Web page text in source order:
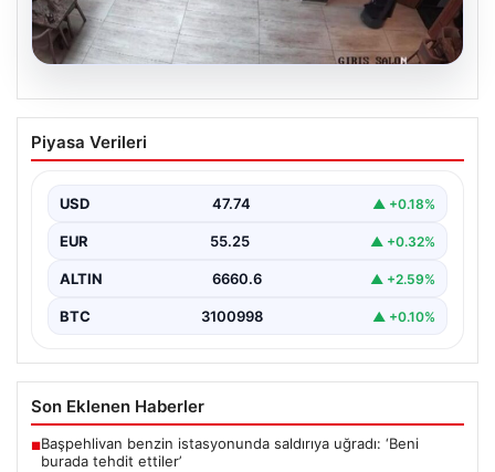
08.08.2026
Garson robot kendini merdivenlerden
attı. Çalışma stresi yaşayan robota 3
Piyasa Verileri
USD 47.74 ▲ +0.18%
EUR 55.25 ▲ +0.32%
ALTIN 6660.6 ▲ +2.59%
BTC 3100998 ▲ +0.10%
Son Eklenen Haberler
■Başpehlivan benzin istasyonunda saldırıya uğradı: ‘Beni
burada tehdit ettiler’